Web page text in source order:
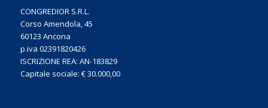
CONGREDIOR S.R.L.
Corso Amendola, 45
60123 Ancona
p.iva 02391820426
ISCRIZIONE REA: AN-183829
Capitale sociale: € 30.000,00